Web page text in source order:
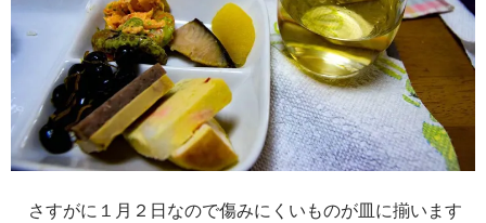
さすがに１月２日なので傷みにくいものが皿に揃います